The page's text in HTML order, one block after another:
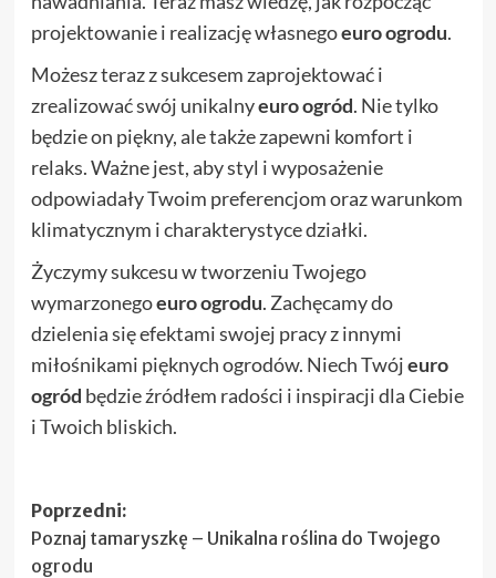
projektowanie i realizację własnegoeuro ogrodu.
Możesz teraz z sukcesem zaprojektować i
zrealizować swój unikalnyeuro ogród. Nie tylko
będzie on piękny, ale także zapewni komfort i
relaks. Ważne jest, aby styl i wyposażenie
odpowiadały Twoim preferencjom oraz warunkom
klimatycznym i charakterystyce działki.
Życzymy sukcesu w tworzeniu Twojego
wymarzonegoeuro ogrodu. Zachęcamy do
dzielenia się efektami swojej pracy z innymi
miłośnikami pięknych ogrodów. Niech Twójeuro
ogród będzie źródłem radości i inspiracji dla Ciebie
i Twoich bliskich.
Zobacz
wpisy
Poprzedni:
Poznaj tamaryszkę – Unikalna roślina do Twojego
ogrodu